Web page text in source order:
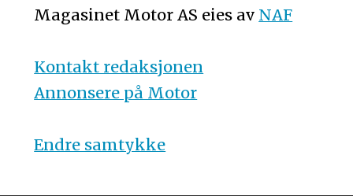
Magasinet Motor AS eies av NAF
Kontakt redaksjonen
Annonsere på Motor
Endre samtykke